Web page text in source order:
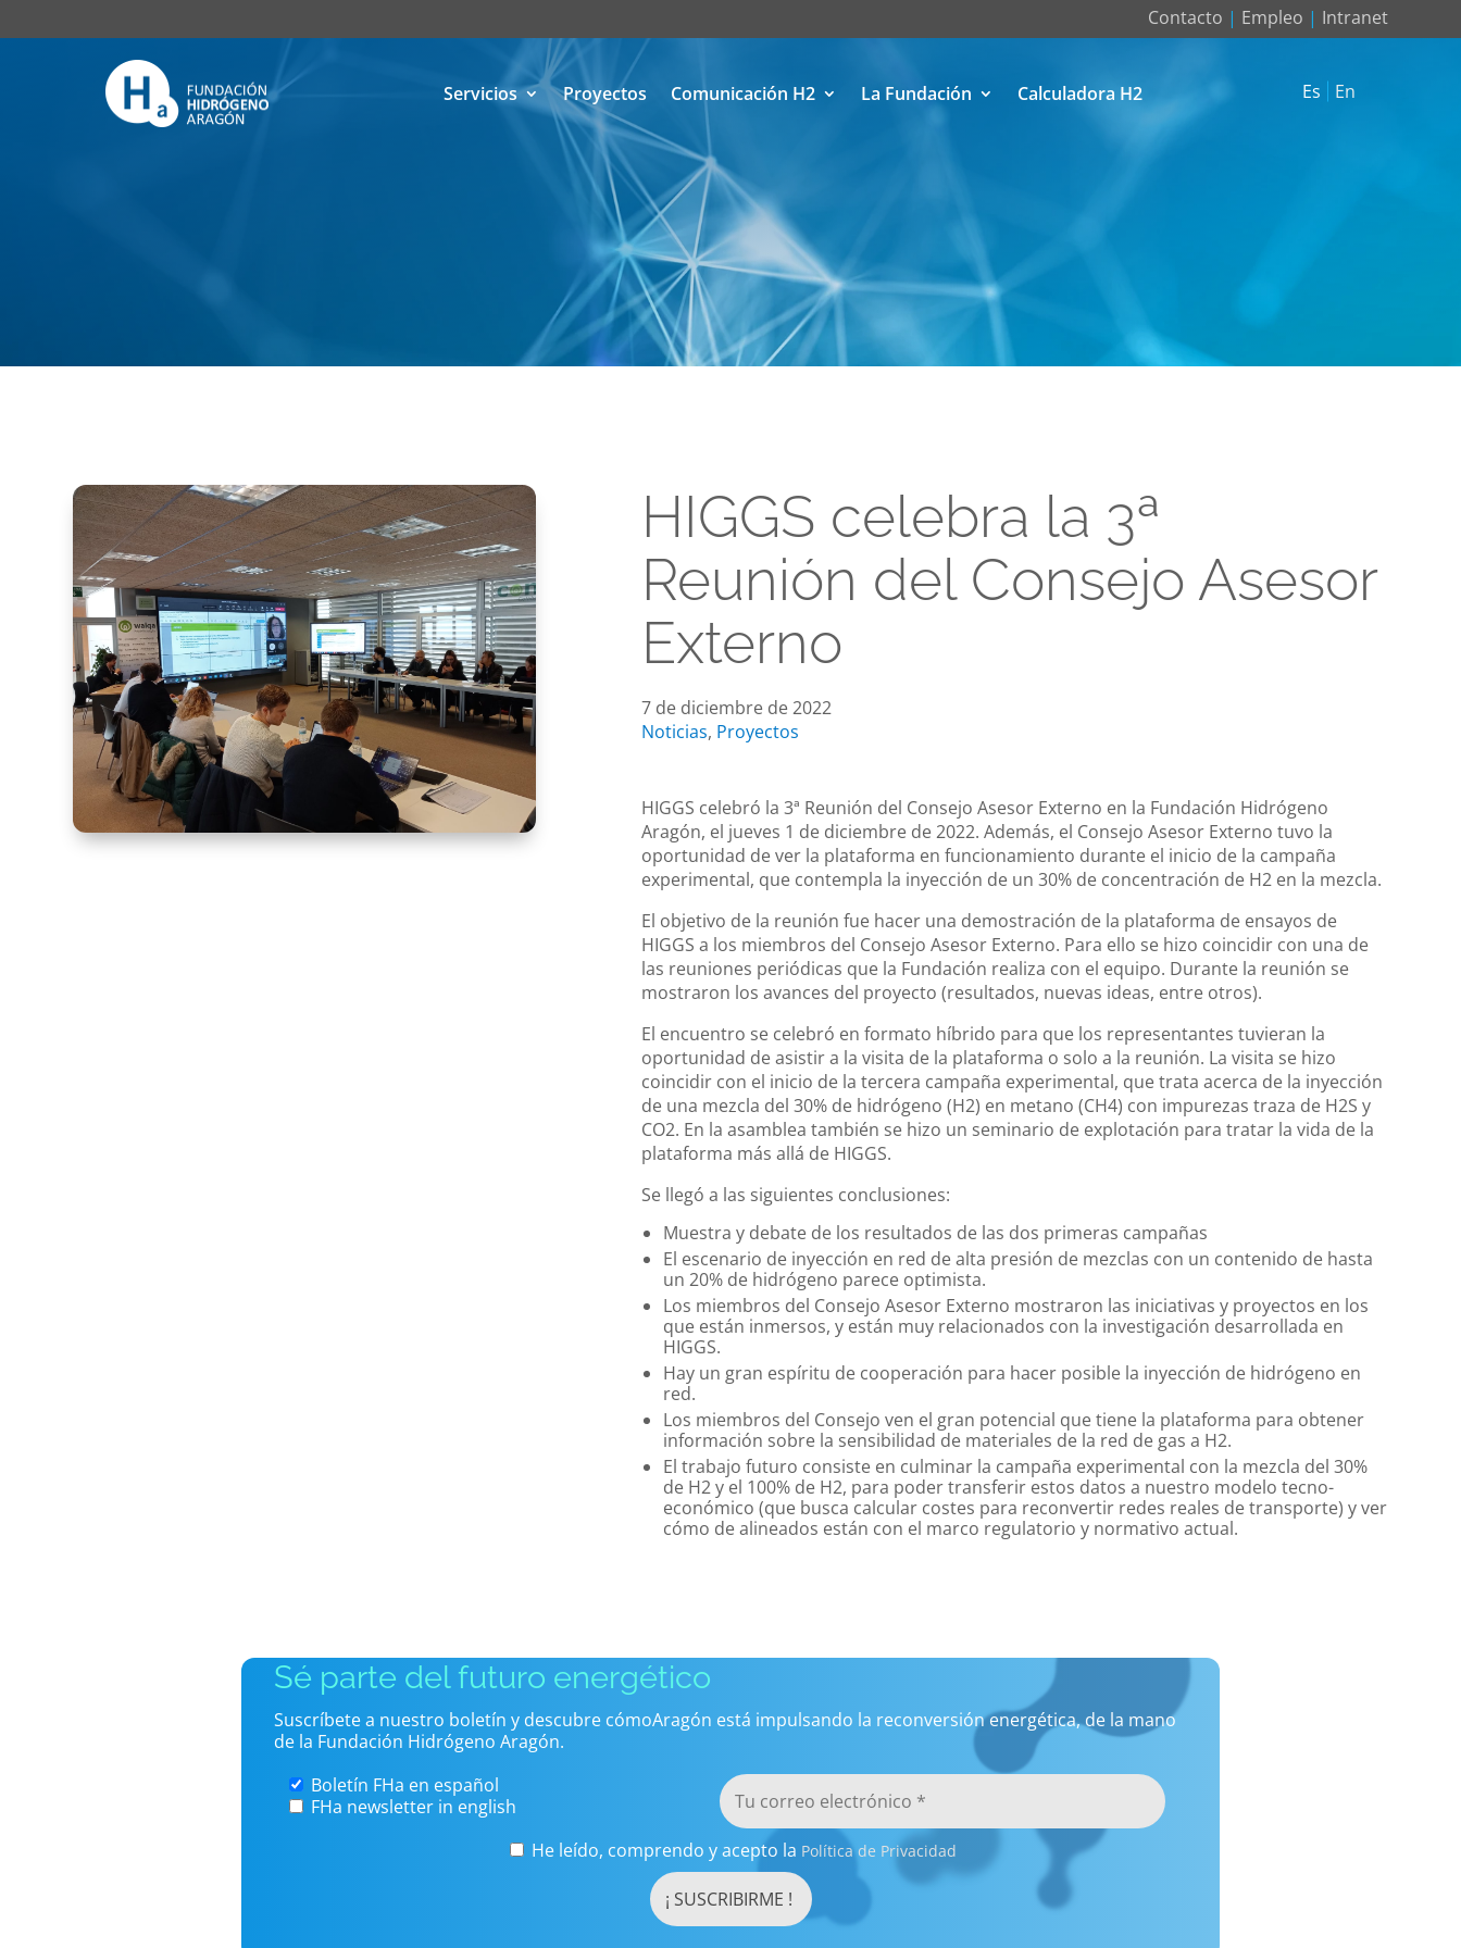
Contacto | Empleo | Intranet
Servicios Proyectos Comunicación H2 La Fundación Calculadora H2 Es En
HIGGS celebra la 3ª
Reunión del Consejo Asesor
Externo
7 de diciembre de 2022
Noticias, Proyectos
HIGGS celebró la 3ª Reunión del Consejo Asesor Externo en la Fundación Hidrógeno
Aragón, el jueves 1 de diciembre de 2022. Además, el Consejo Asesor Externo tuvo la
oportunidad de ver la plataforma en funcionamiento durante el inicio de la campaña
experimental, que contempla la inyección de un 30% de concentración de H2 en la mezcla.
El objetivo de la reunión fue hacer una demostración de la plataforma de ensayos de
HIGGS a los miembros del Consejo Asesor Externo. Para ello se hizo coincidir con una de
las reuniones periódicas que la Fundación realiza con el equipo. Durante la reunión se
mostraron los avances del proyecto (resultados, nuevas ideas, entre otros).
El encuentro se celebró en formato híbrido para que los representantes tuvieran la
oportunidad de asistir a la visita de la plataforma o solo a la reunión. La visita se hizo
coincidir con el inicio de la tercera campaña experimental, que trata acerca de la inyección
de una mezcla del 30% de hidrógeno (H2) en metano (CH4) con impurezas traza de H2S y
CO2. En la asamblea también se hizo un seminario de explotación para tratar la vida de la
plataforma más allá de HIGGS.
Se llegó a las siguientes conclusiones:
Muestra y debate de los resultados de las dos primeras campañas
El escenario de inyección en red de alta presión de mezclas con un contenido de hasta
un 20% de hidrógeno parece optimista.
Los miembros del Consejo Asesor Externo mostraron las iniciativas y proyectos en los
que están inmersos, y están muy relacionados con la investigación desarrollada en
HIGGS.
Hay un gran espíritu de cooperación para hacer posible la inyección de hidrógeno en
red.
Los miembros del Consejo ven el gran potencial que tiene la plataforma para obtener
información sobre la sensibilidad de materiales de la red de gas a H2.
El trabajo futuro consiste en culminar la campaña experimental con la mezcla del 30%
de H2 y el 100% de H2, para poder transferir estos datos a nuestro modelo tecno-
económico (que busca calcular costes para reconvertir redes reales de transporte) y ver
cómo de alineados están con el marco regulatorio y normativo actual.
Sé parte del futuro energético
Suscríbete a nuestro boletín y descubre cómoAragón está impulsando la reconversión energética, de la mano
de la Fundación Hidrógeno Aragón.
Boletín FHa en español
FHa newsletter in english
He leído, comprendo y acepto la Política de Privacidad